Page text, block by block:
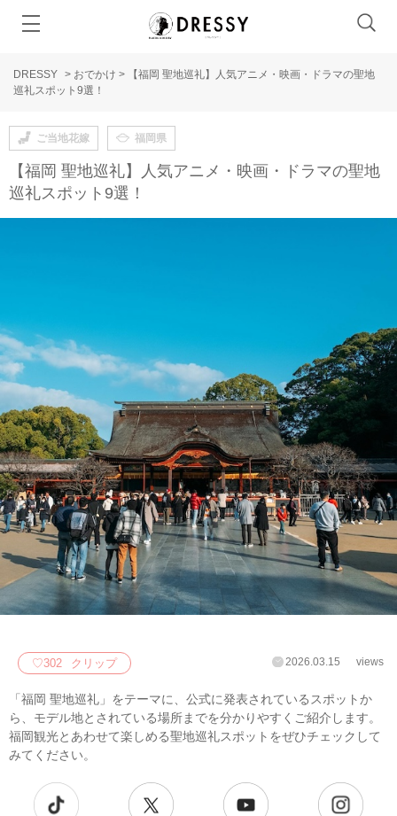
DRESSY > おでかけ >
【福岡 聖地巡礼】人気アニメ・映画・ドラマの聖地
巡礼スポット9選！
ご当地花嫁 福岡県
【福岡 聖地巡礼】人気アニメ・映画・ドラマの聖地
巡礼スポット9選！
♡302 クリップ 2026.03.15 views
「福岡 聖地巡礼」をテーマに、公式に発表されているスポットか
ら、モデル地とされている場所までを分かりやすくご紹介します。
福岡観光とあわせて楽しめる聖地巡礼スポットをぜひチェックして
みてください。